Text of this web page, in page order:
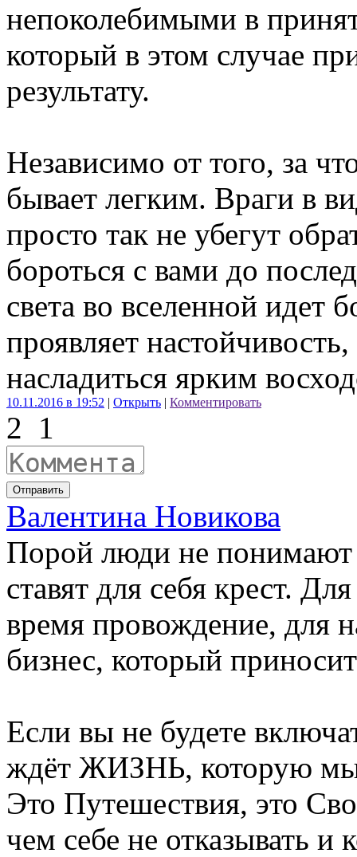
непоколебимыми в
который в этом случае
результату.
Независимо от того, за
бывает легким. Враги в
просто так не убегут
бороться с вами до
света во вселенной идет
проявляет
насладиться ярким
10.11.2016 в 19:52 | Открыть | Комментировать
2 1
Отправить
Валентина Новикова
Порой люди не понимают
ставят для себя крест.
время провождение, для
бизнес, который
Если вы не будете
ждёт ЖИЗНЬ, которую мы
Это Путешествия, это
чем себе не отказывать